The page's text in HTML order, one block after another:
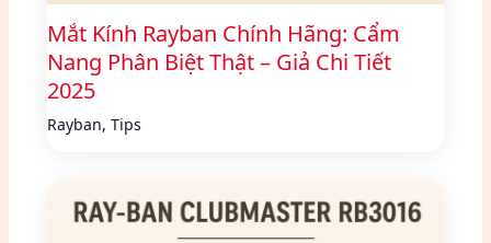
Mắt Kính Rayban Chính Hãng: Cẩm
Nang Phân Biệt Thật – Giả Chi Tiết
2025
Rayban, Tips